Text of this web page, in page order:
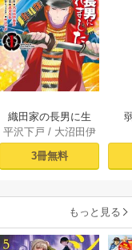
織田家の長男に生
まれました～戦国
時代に転生したけ
ど、死にたくない
ます～ 1
平沢下戸 / 大沼田伊
/逸見兎歌
3冊無料
もっと見る